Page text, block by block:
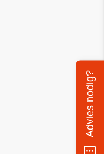
Advies nodig?